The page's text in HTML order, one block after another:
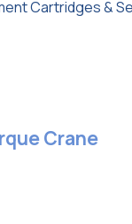
Cartridges &
Crane